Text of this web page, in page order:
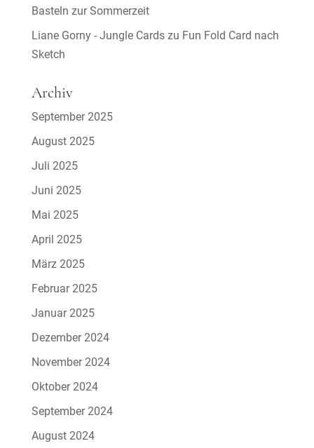
Basteln zur Sommerzeit
Liane Gorny - Jungle Cardszu Fun Fold Card nach
Sketch
Archiv
September 2025
August 2025
Juli 2025
Juni 2025
Mai 2025
April 2025
März 2025
Februar 2025
Januar 2025
Dezember 2024
November 2024
Oktober 2024
September 2024
August 2024